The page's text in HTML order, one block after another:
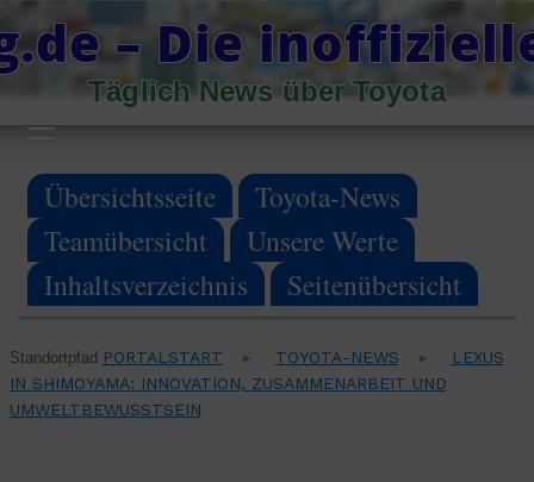
Skip
to
content
– Die
Täglich News über Toyota
Primary
Übersichtsseite
Toyota-News
Teamübersicht
Unsere Werte
Inhaltsverzeichnis
Seitenübersicht
Standortpfad PORTALSTART ▸ TOYOTA-NEWS ▸
LEXUS
IN SHIMOYAMA: INNOVATION, ZUSAMMENARBEIT UND
UMWELTBEWUSSTSEIN